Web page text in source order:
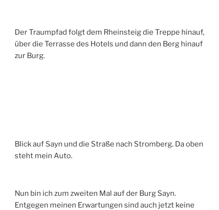
Der Traumpfad folgt dem Rheinsteig die Treppe hinauf,
über die Terrasse des Hotels und dann den Berg hinauf
zur Burg.
Blick auf Sayn und die Straße nach Stromberg. Da oben
steht mein Auto.
Nun bin ich zum zweiten Mal auf der Burg Sayn.
Entgegen meinen Erwartungen sind auch jetzt keine